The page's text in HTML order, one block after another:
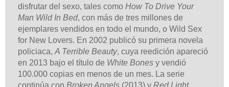
disfrutar del sexo, tales como How To Drive Your
Man Wild In Bed, con más de tres millones de
ejemplares vendidos en todo el mundo, o Wild Sex
for New Lovers. En 2002 publicó su primera novela
policiaca, A Terrible Beauty, cuya reedición apareció
en 2013 bajo el título de White Bones y vendió
100.000 copias en menos de un mes. La serie
continúa con Broken Angels (2013) y Red Light